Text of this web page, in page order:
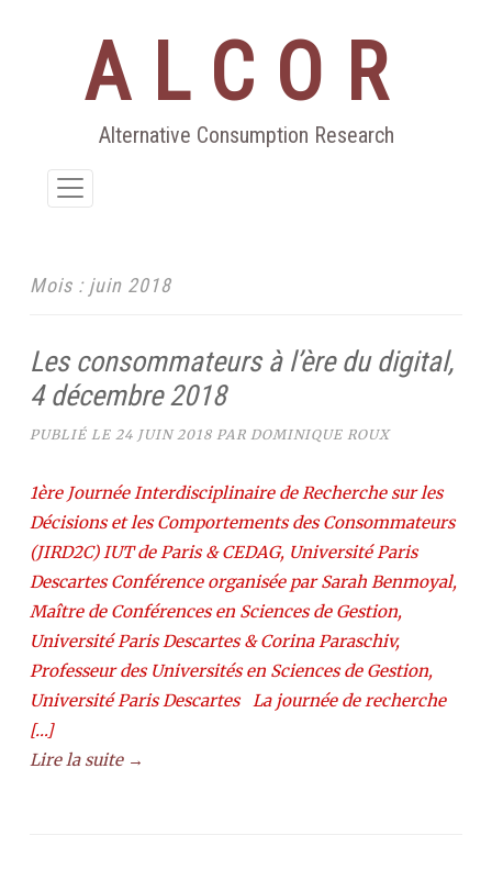
contenuALCOR
Alternative Consumption Research
Mois : juin 2018
Les consommateurs à l’ère du digital,
4 décembre 2018
PUBLIÉ LE 24 JUIN 2018 PAR DOMINIQUE ROUX
1ère Journée Interdisciplinaire de Recherche sur les
Décisions et les Comportements des Consommateurs
(JIRD2C) IUT de Paris & CEDAG, Université Paris
Descartes Conférence organisée par Sarah Benmoyal,
Maître de Conférences en Sciences de Gestion,
Université Paris Descartes & Corina Paraschiv,
Professeur des Universités en Sciences de Gestion,
Université Paris Descartes La journée de recherche
[…]
Lire la suite →